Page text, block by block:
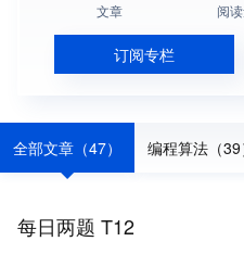
文章 阅
订阅专栏
全部文章（47） 编程算法（39
每日两题 T12